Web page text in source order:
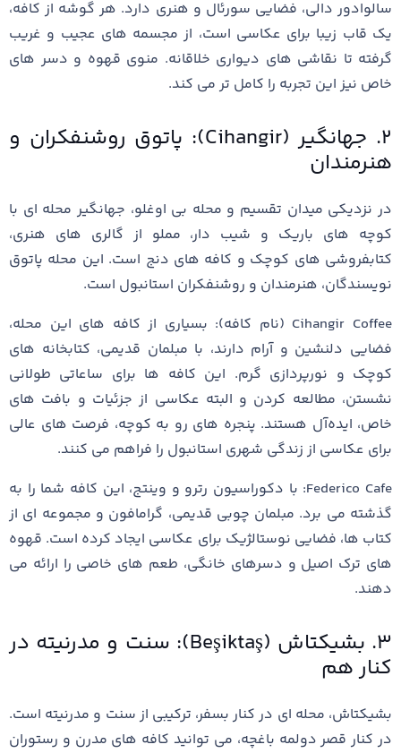
سالوادور دالی، فضایی سورئال و هنری دارد. هر گوشه از کافه،
یک قاب زیبا برای عکاسی است، از مجسمه‌ های عجیب و غریب
گرفته تا نقاشی ‌های دیواری خلاقانه. منوی قهوه و دسر های
خاص نیز این تجربه را کامل ‌تر می‌ کند.
۲. جهانگیر (Cihangir): پاتوق روشنفکران و
هنرمندان
در نزدیکی میدان تقسیم و محله بی اوغلو، جهانگیر محله ‌ای با
کوچه‌ های باریک و شیب ‌دار، مملو از گالری ‌های هنری،
کتابفروشی ‌های کوچک و کافه ‌های دنج است. این محله پاتوق
نویسندگان، هنرمندان و روشنفکران استانبول است.
Cihangir Coffee (نام کافه): بسیاری از کافه‌ های این محله،
فضایی دلنشین و آرام دارند، با مبلمان قدیمی، کتابخانه‌ های
کوچک و نورپردازی گرم. این کافه ‌ها برای ساعاتی طولانی
نشستن، مطالعه کردن و البته عکاسی از جزئیات و بافت ‌های
خاص، ایده‌آل هستند. پنجره‌ های رو به کوچه، فرصت ‌های عالی
برای عکاسی از زندگی شهری استانبول را فراهم می ‌کنند.
Federico Cafe: با دکوراسیون رترو و وینتج، این کافه شما را به
گذشته می ‌برد. مبلمان چوبی قدیمی، گرامافون و مجموعه ‌ای از
کتاب ‌ها، فضایی نوستالژیک برای عکاسی ایجاد کرده است. قهوه‌
های ترک اصیل و دسرهای خانگی، طعم‌ های خاصی را ارائه می
‌دهند.
۳. بشیکتاش (Beşiktaş): سنت و مدرنیته در
کنار هم
بشیکتاش، محله‌ ای در کنار بسفر، ترکیبی از سنت و مدرنیته است.
در کنار قصر دولمه‌ باغچه، می ‌توانید کافه‌ های مدرن و رستوران